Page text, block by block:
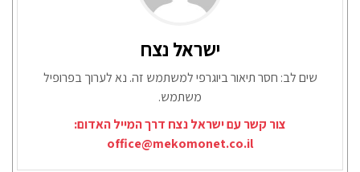
ישראל נצח
שים לב: חסר תיאור ביוגרפי למשתמש זה. נא לערוך בפרופיל
משתמש.
צור קשר עם ישראל נצח דרך המייל האדום:
office@mekomonet.co.il